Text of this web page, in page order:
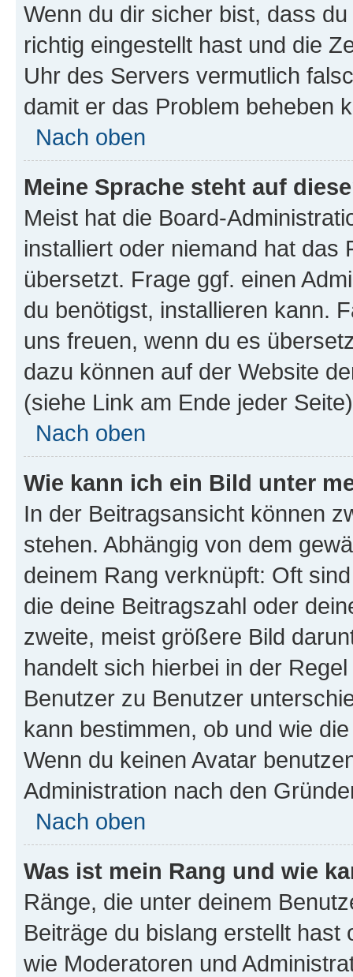
Wenn du dir sicher bist, dass
richtig eingestellt hast und die
Uhr des Servers vermutlich
damit er das Problem beheben
Nach oben
Meine Sprache steht auf
Meist hat die Board-
installiert oder niemand hat das
übersetzt. Frage ggf. einen
du benötigst, installieren kann.
uns freuen, wenn du es
dazu können auf der Website
(siehe Link am Ende jeder
Nach oben
Wie kann ich ein Bild unter
In der Beitragsansicht können
stehen. Abhängig von dem
deinem Rang verknüpft: Oft
die deine Beitragszahl oder
zweite, meist größere Bild
handelt sich hierbei in der
Benutzer zu Benutzer
kann bestimmen, ob und wie
Wenn du keinen Avatar
Administration nach den
Nach oben
Was ist mein Rang und wie
Ränge, die unter deinem
Beiträge du bislang erstellt
wie Moderatoren und